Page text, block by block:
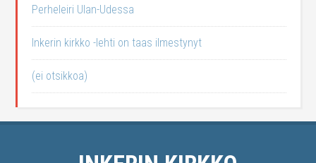
Perheleiri Ulan-Udessa
Inkerin kirkko -lehti on taas ilmestynyt
(ei otsikkoa)